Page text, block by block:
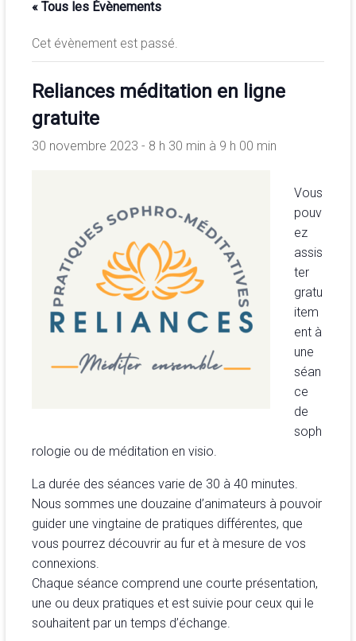
de
la
de
développement
la
<b/>sophrologie,
méditation
et
psychologie
des
ressources
« Tous les Évènements
Cet évènement est passé.
Reliances méditation en ligne
gratuite
30 novembre 2023 - 8 h 30 min à 9 h 00 min
Vous
pouv
ez
assis
ter
gratu
item
ent à
une
séan
ce
de
soph
rologie ou de méditation en visio.
La durée des séances varie de 30 à 40 minutes.
Nous sommes une douzaine d’animateurs à pouvoir
guider une vingtaine de pratiques différentes, que
vous pourrez découvrir au fur et à mesure de vos
connexions.
Chaque séance comprend une courte présentation,
une ou deux pratiques et est suivie pour ceux qui le
souhaitent par un temps d’échange.